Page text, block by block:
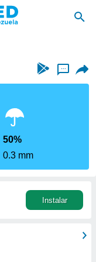
...
50%
0.3 mm
Instalar